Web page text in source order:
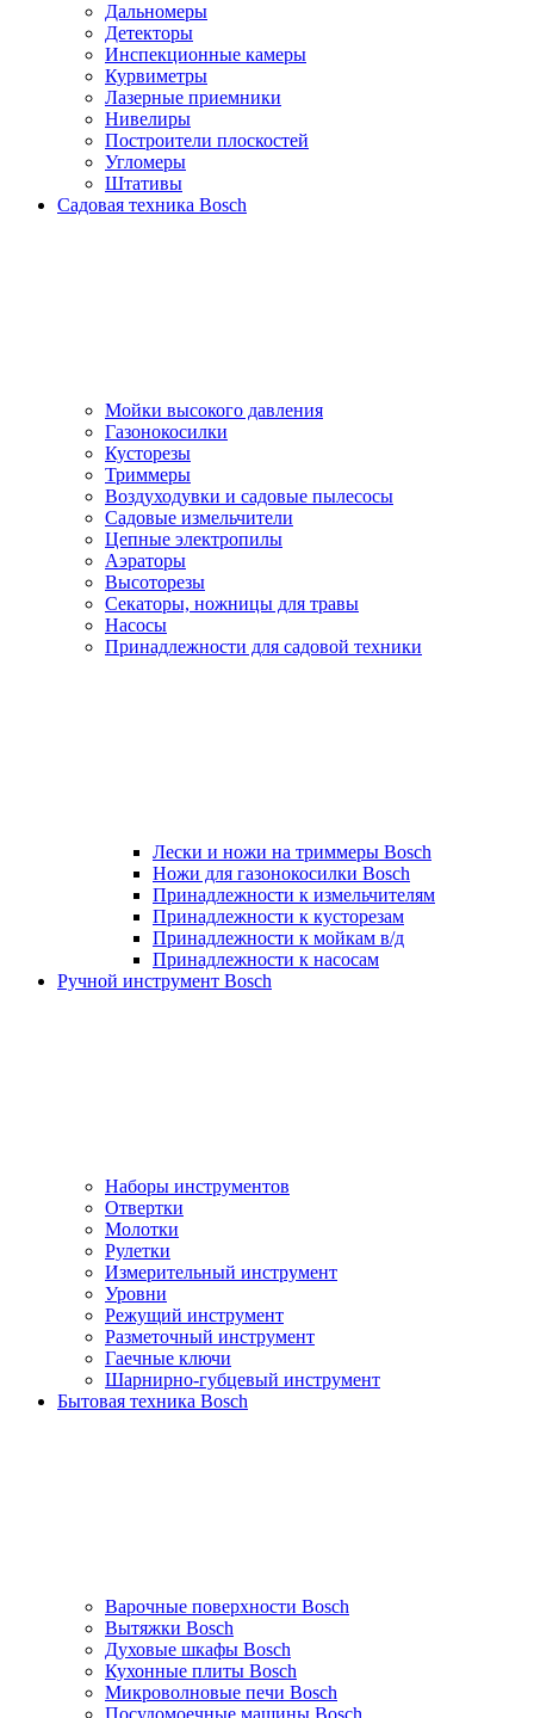
Дальномеры
Детекторы
Инспекционные камеры
Курвиметры
Лазерные приемники
Нивелиры
Построители плоскостей
Угломеры
Штативы
Садовая техника Bosch
Мойки высокого давления
Газонокосилки
Кусторезы
Триммеры
Воздуходувки и садовые пылесосы
Садовые измельчители
Цепные электропилы
Аэраторы
Высоторезы
Секаторы, нoжницы для травы
Насосы
Принадлежности для садовой техники
Лески и ножи на триммеры Bosch
Ножи для газонокосилки Bosch
Принадлежности к измельчителям
Принадлежности к кусторезам
Принадлежности к мойкам в/д
Принадлежности к насосам
Ручной инструмент Bosch
Наборы инструментов
Отвертки
Молотки
Рулетки
Измерительный инструмент
Уровни
Режущий инструмент
Разметочный инструмент
Гаечные ключи
Шарнирно-губцевый инструмент
Бытовая техника Bosch
Варочные поверхности Bosch
Вытяжки Bosch
Духовые шкафы Bosch
Кухонные плиты Bosch
Микроволновые печи Bosch
Посудомоечные машины Bosch